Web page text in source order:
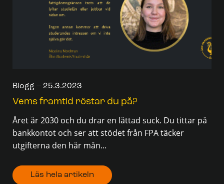
Blogg – 25.3.2023
Vems framtid röstar du på?
Året är 2030 och du drar en lättad suck. Du tittar på
bankkontot och ser att stödet från FPA täcker
utgifterna den här mån...
Läs hela artikeln